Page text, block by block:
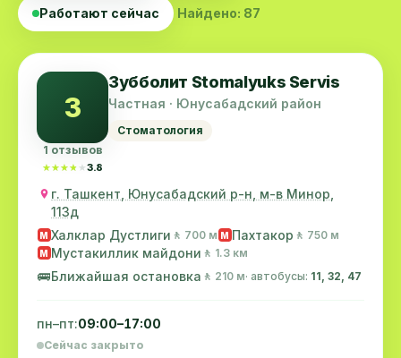
Работают сейчас Найдено: 87
З
1 отзывов
★★★★★
★★★★★3.8
Зубболит Stomalyuks Servis
Частная · Юнусабадский район
Стоматология
г. Ташкент, Юнусабадский р-н, м-в Минор,
113д
M Халклар Дустлиги 🚶 700 м M Пахтакор 🚶 750 м
M Мустакиллик майдони 🚶 1.3 км
🚌Ближайшая остановка 🚶 210 м· автобусы: 11, 32, 47
пн–пт:09:00–17:00
Сейчас закрыто